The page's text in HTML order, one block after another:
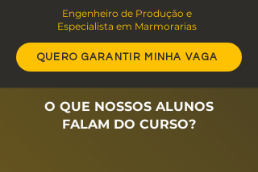
Engenheiro de Produção e
Especialista em Marmorarias
QUERO GARANTIR MINHA VAGA
O QUE NOSSOS ALUNOS
FALAM DO CURSO?